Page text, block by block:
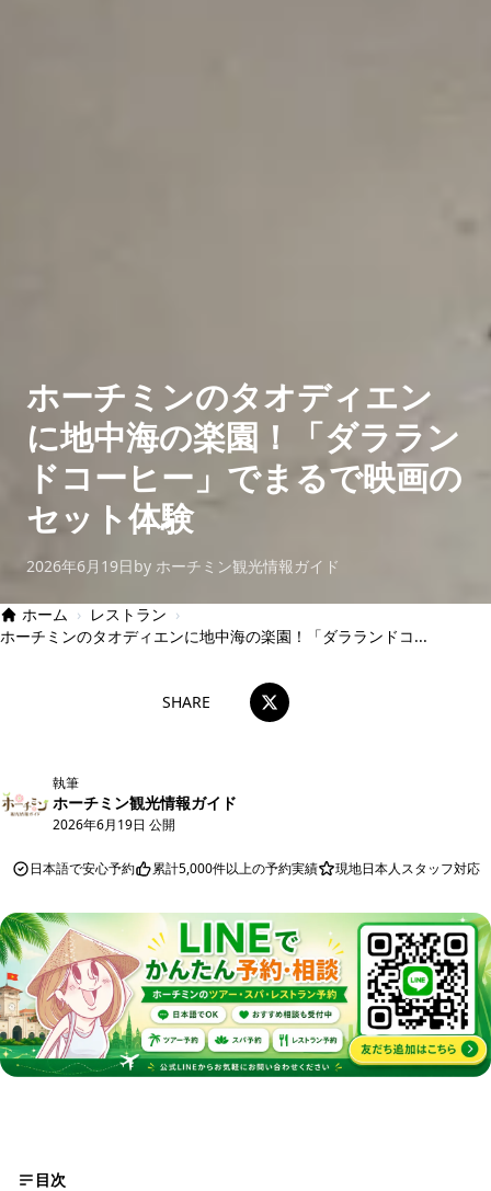
ホーチミンのタオディエン
に地中海の楽園！「ダララン
ドコーヒー」でまるで映画の
セット体験
2026年6月19日by ホーチミン観光情報ガイド
ホーム › レストラン ›
ホーチミンのタオディエンに地中海の楽園！「ダラランドコ...
SHARE
執筆
ホーチミン観光情報ガイド
2026年6月19日 公開
日本語で安心予約 累計5,000件以上の予約実績 現地日本人スタッフ対応
目次